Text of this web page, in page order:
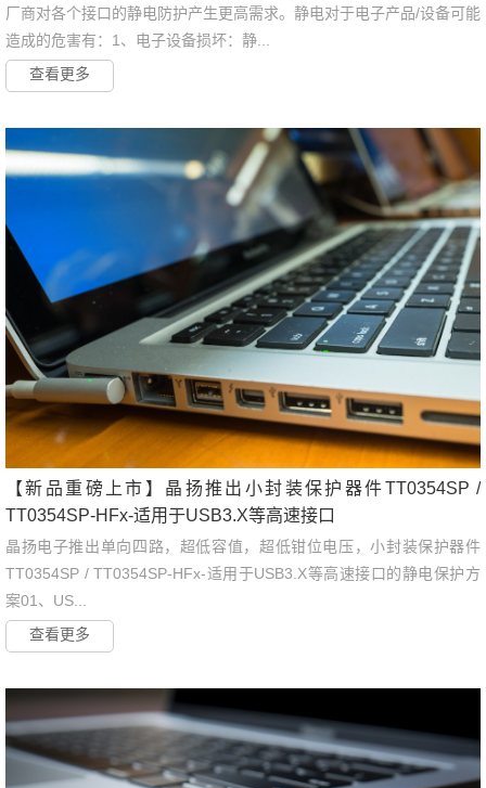
厂商对各个接口的静电防护产生更高需求。静电对于电子产品/设备可能
造成的危害有：1、电子设备损坏：静...
查看更多
【新品重磅上市】晶扬推出小封装保护器件TT0354SP /
TT0354SP-HFx-适用于USB3.X等高速接口
晶扬电子推出单向四路，超低容值，超低钳位电压，小封装保护器件
TT0354SP / TT0354SP-HFx-适用于USB3.X等高速接口的静电保护方
案01、US...
查看更多